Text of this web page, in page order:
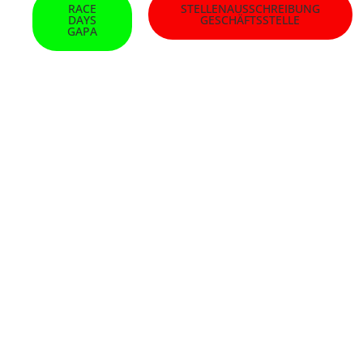
RACE
DAYS
GAPA
STELLENAUSSCHREIBUNG
GESCHÄFTSSTELLE